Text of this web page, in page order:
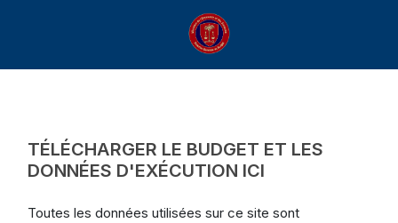
TÉLÉCHARGER LE BUDGET ET LES
DONNÉES D'EXÉCUTION ICI
Toutes les données utilisées sur ce site sont